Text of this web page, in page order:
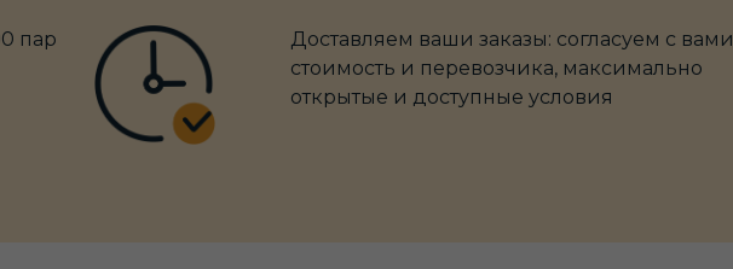
пар
Доставляем ваши заказы: согласуем с вами
стоимость и перевозчика, максимально
открытые и доступные условия